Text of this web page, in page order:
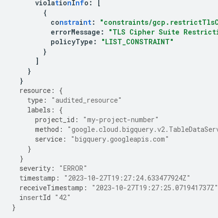
violationInfo :
{
constraint:
"constraints/
errorMessage :
"TLS Cipher Suite
policyType :
"LIST_CONSTRAINT"
}
]
}
}
resource :
{
type :
"audited_resource"
labels :
{
project _id :
"my-project-number"
method :
service :
"bigquery.googleapis.com"
}
}
severity :
"ERROR"
timestamp :
"2023-10-27T19:27:24.633477924Z"
receiveTimestamp :
"2023-10-27T19:27:25.071941737Z"
insertId "42"
}